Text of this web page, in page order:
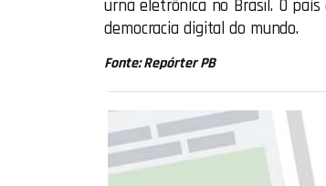
urna eletrônica no Brasil. O
democracia digital do mundo.
Fonte: Repórter PB